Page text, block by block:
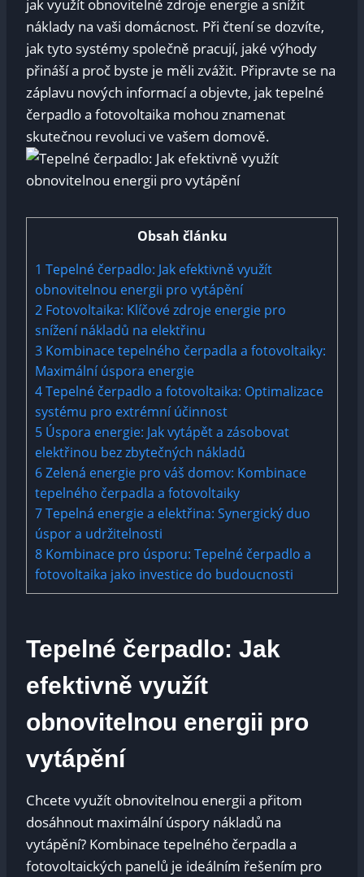
jak využít obnovitelné zdroje energie a snížit
náklady na vaši domácnost. Při čtení se dozvíte,
jak tyto systémy společně pracují, jaké výhody
přináší a proč byste je měli zvážit. Připravte se na
záplavu nových informací a objevte, jak tepelné
čerpadlo a fotovoltaika mohou znamenat
skutečnou revoluci ve vašem domově.
Obsah článku
1 Tepelné čerpadlo: Jak efektivně využít
obnovitelnou energii pro vytápění
2 Fotovoltaika: Klíčové zdroje energie pro
snížení nákladů na elektřinu
3 Kombinace tepelného čerpadla a fotovoltaiky:
Maximální úspora energie
4Tepelné čerpadlo a fotovoltaika: Optimalizace
systému pro extrémní účinnost
5 Úspora energie: Jak vytápět a zásobovat
elektřinou bez zbytečných nákladů
6Zelená energie pro váš domov: Kombinace
tepelného čerpadla a fotovoltaiky
7Tepelná energie a elektřina: Synergický duo
úspor a udržitelnosti
8 Kombinace pro úsporu: Tepelné čerpadlo a
fotovoltaika jako investice do budoucnosti
Tepelné čerpadlo: Jak
efektivně využít
obnovitelnou energii pro
vytápění
Chcete využít obnovitelnou energii a přitom
dosáhnout maximální úspory nákladů na
vytápění? Kombinace tepelného čerpadla a
fotovoltaických panelů je ideálním řešením pro